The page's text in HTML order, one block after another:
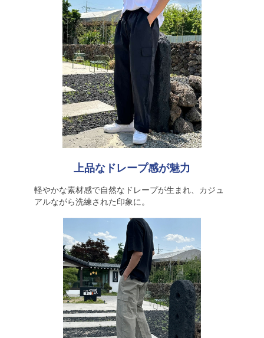
上品なドレープ感が魅力
軽やかな素材感で自然なドレープが生まれ、カジュ
アルながら洗練された印象に。